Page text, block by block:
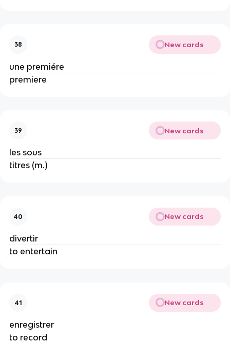
38 New cards
une premiére
premiere
39 New cards
les sous
titres (m.)
40 New cards
divertir
to entertain
41 New cards
enregistrer
to record